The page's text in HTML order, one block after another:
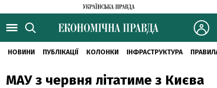
НОВИНИ ПУБЛІКАЦІЇ КОЛОНКИ ІНФРАСТРУКТУРА
МАУ з червня літатиме з Києва